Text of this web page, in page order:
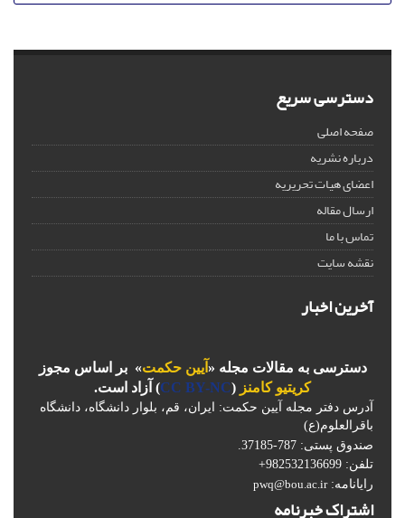
دسترسی سریع
صفحه اصلی
درباره نشریه
اعضای هیات تحریریه
ارسال مقاله
تماس با ما
نقشه سایت
آخرین اخبار
دسترسی به مقالات مجله « آیین حکمت» بر اساس مجوز
کریتیو کامنز (
CC BY-NC) آزاد است.
آدرس دفتر مجله آیین حکمت: ایران، قم، بلوار دانشگاه، دانشگاه
باقرالعلوم(ع)
صندوق پستی: 787-37185.
تلفن: 982532136699+
رایانامه:pwq@bou.ac.ir
اشتراک خبرنامه